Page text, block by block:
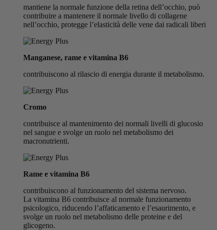
mantiene la normale funzione della retina dell’occhio, può
contribuire a mantenere il normale livello di collagene
nell’occhio, protegge l’elasticità delle vene dai radicali liberi
Manganese, rame e vitamina B6
contribuiscono al rilascio di energia durante il metabolismo.
Cromo
contribuisce al mantenimento dei normali livelli di glucosio
nel sangue e svolge un ruolo nel metabolismo dei
macronutrienti.
Rame e vitamina B6
contribuiscono al funzionamento del sistema nervoso.
La vitamina B6 contribuisce al normale funzionamento
psicologico, riducendo l’affaticamento e l’esaurimento, e
svolge un ruolo nel metabolismo delle proteine ​​e del
glicogeno.